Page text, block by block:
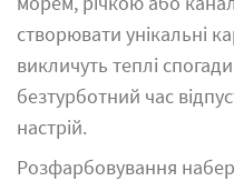
створювати унікальні
викличуть теплі
безтурботний час
настрій.
Розфарбовування